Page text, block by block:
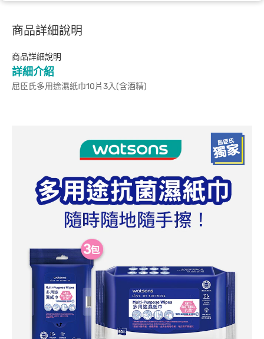
商品詳細說明
商品詳細說明
詳細介紹
屈臣氏多用途濕紙巾10片3入(含酒精)